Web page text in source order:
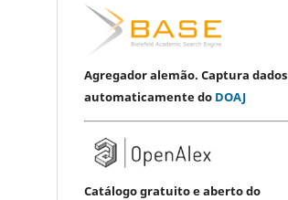
Agregador alemão. Captura dados
automaticamente do DOAJ
Catálogo gratuito e aberto do